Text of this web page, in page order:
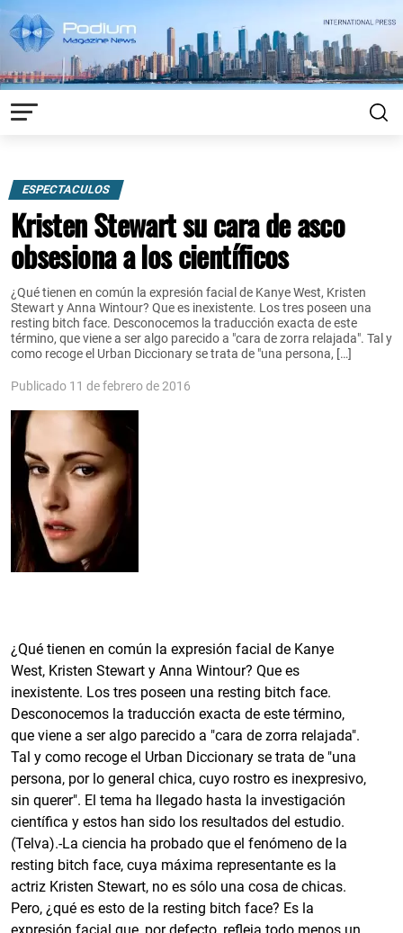
ESPECTACULOS
Kristen Stewart su cara de asco
obsesiona a los científicos
¿Qué tienen en común la expresión facial de Kanye West, Kristen
Stewart y Anna Wintour? Que es inexistente. Los tres poseen una
resting bitch face. Desconocemos la traducción exacta de este
término, que viene a ser algo parecido a "cara de zorra relajada". Tal y
como recoge el Urban Diccionary se trata de "una persona, […]
Publicado 11 de febrero de 2016
¿Qué tienen en común la expresión facial de Kanye
West, Kristen Stewart y Anna Wintour? Que es
inexistente. Los tres poseen una resting bitch face.
Desconocemos la traducción exacta de este término,
que viene a ser algo parecido a "cara de zorra relajada".
Tal y como recoge el Urban Diccionary se trata de "una
persona, por lo general chica, cuyo rostro es inexpresivo,
sin querer". El tema ha llegado hasta la investigación
científica y estos han sido los resultados del estudio.
(Telva).-La ciencia ha probado que el fenómeno de la
resting bitch face, cuya máxima representante es la
actriz Kristen Stewart, no es sólo una cosa de chicas.
Pero, ¿qué es esto de la resting bitch face? Es la